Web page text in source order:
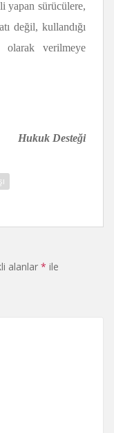
yapan sürücülere,
değil, kullandığı
verilmeye
Hukuk Desteği
alanlar * ile